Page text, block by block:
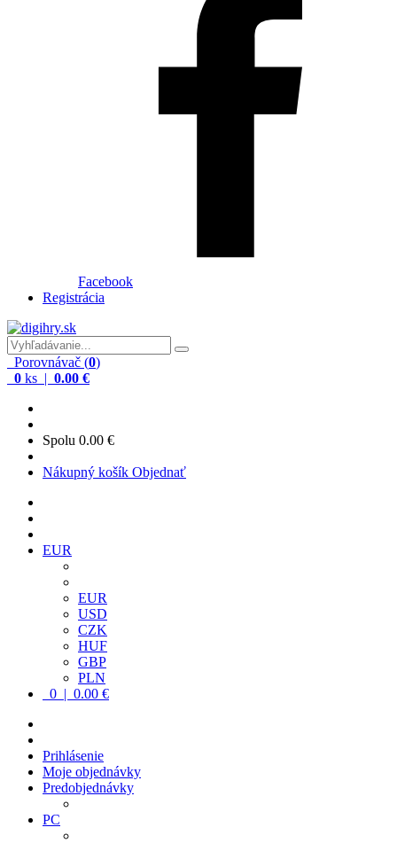
Facebook
Registrácia
Porovnávač (0)
0 ks | 0.00 €
Spolu 0.00 €
Nákupný košík Objednať
EUR
EUR
USD
CZK
HUF
GBP
PLN
0 | 0.00 €
Prihlásenie
Moje objednávky
Predobjednávky
PC